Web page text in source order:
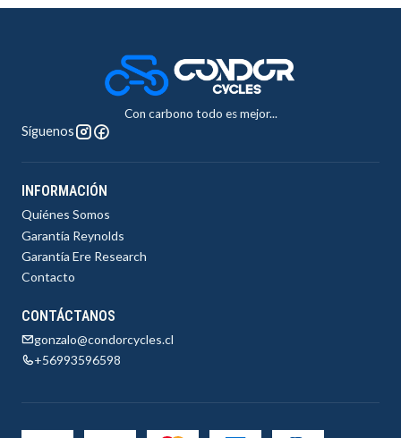
Con carbono todo es mejor...
Síguenos
INFORMACIÓN
Quiénes Somos
Garantía Reynolds
Garantía Ere Research
Contacto
CONTÁCTANOS
gonzalo@condorcycles.cl
+56993596598